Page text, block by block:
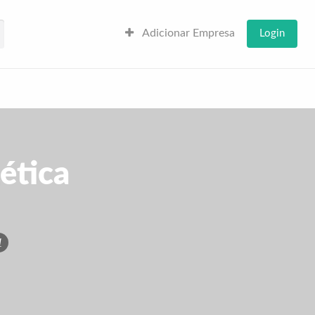
Adicionar Empresa Login